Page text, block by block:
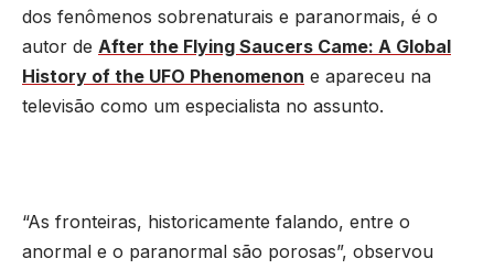
dos fenômenos sobrenaturais e paranormais, é o
autor de After the Flying Saucers Came: A Global
History of the UFO Phenomenon e apareceu na
televisão como um especialista no assunto.
“As fronteiras, historicamente falando, entre o
anormal e o paranormal são porosas”, observou